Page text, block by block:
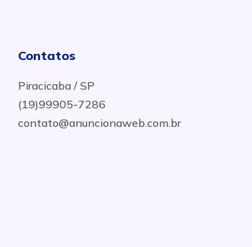
Retífica De Cabeçote em Rio das Pedras
Contatos
Piracicaba / SP
(19)99905-7286
contato@anuncionaweb.com.br